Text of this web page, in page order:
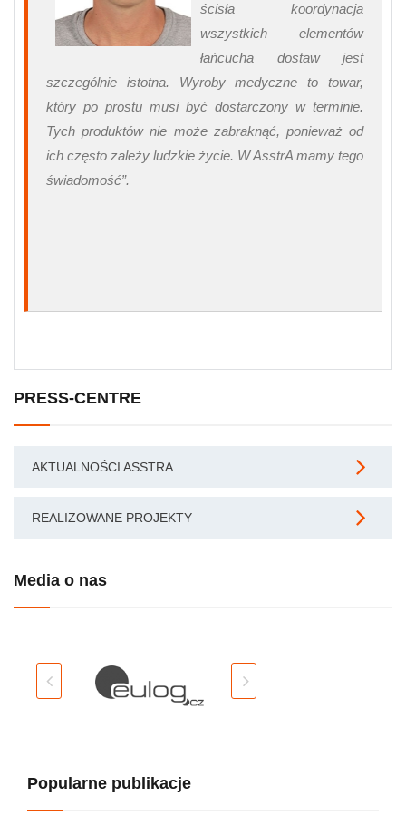
ścisła koordynacja
wszystkich elementów
łańcucha dostaw jest
szczególnie istotna. Wyroby medyczne to towar,
który po prostu musi być dostarczony w terminie.
Tych produktów nie może zabraknąć, ponieważ od
ich często zależy ludzkie życie. W AsstrA mamy tego
świadomość”.
PRESS-CENTRE
AKTUALNOŚCI ASSTRA
REALIZOWANE PROJEKTY
Media o nas
Popularne publikacje